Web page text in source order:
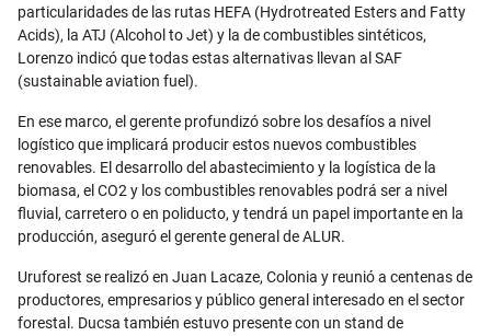
particularidades de las rutas HEFA (Hydrotreated Esters and Fatty
Acids), la ATJ (Alcohol to Jet) y la de combustibles sintéticos,
Lorenzo indicó que todas estas alternativas llevan al SAF
(sustainable aviation fuel).
En ese marco, el gerente profundizó sobre los desafíos a nivel
logístico que implicará producir estos nuevos combustibles
renovables. El desarrollo del abastecimiento y la logística de la
biomasa, el CO2 y los combustibles renovables podrá ser a nivel
fluvial, carretero o en poliducto, y tendrá un papel importante en la
producción, aseguró el gerente general de ALUR.
Uruforest se realizó en Juan Lacaze, Colonia y reunió a centenas de
productores, empresarios y público general interesado en el sector
forestal. Ducsa también estuvo presente con un stand de